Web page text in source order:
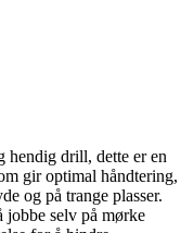
hendig drill, dette er en
gir optimal håndtering,
og på trange plasser.
jobbe selv på mørke